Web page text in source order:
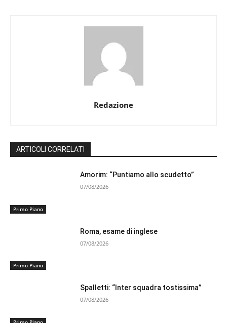
Redazione
ARTICOLI CORRELATI
Primo Piano
Amorim: “Puntiamo allo scudetto”
07/08/2026
Primo Piano
Roma, esame di inglese
07/08/2026
Spalletti: “Inter squadra tostissima”
07/08/2026